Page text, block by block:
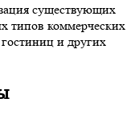
существующих
типов коммерческих
и других